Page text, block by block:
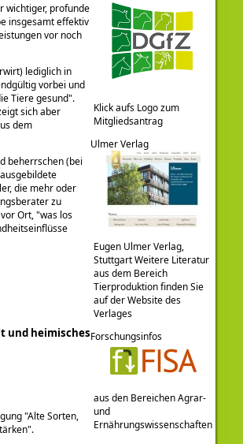
wichtiger, profunde
insgesamt effektiv
vor noch
lediglich in
vorbei und
Tiere gesund .
sich aber
dem
beherrschen (bei
die mehr oder
zu
Ort, was los
und heimisches
Alte Sorten,
.
Klick aufs Logo zum
Mitgliedsantrag
Ulmer Verlag
Eugen Ulmer Verlag,
Stuttgart Weitere Literatur
aus dem Bereich
Tierproduktion finden Sie
auf der Website des
Verlages
Forschungsinfos
aus den Bereichen Agrar-
und
Ernährungswissenschaften